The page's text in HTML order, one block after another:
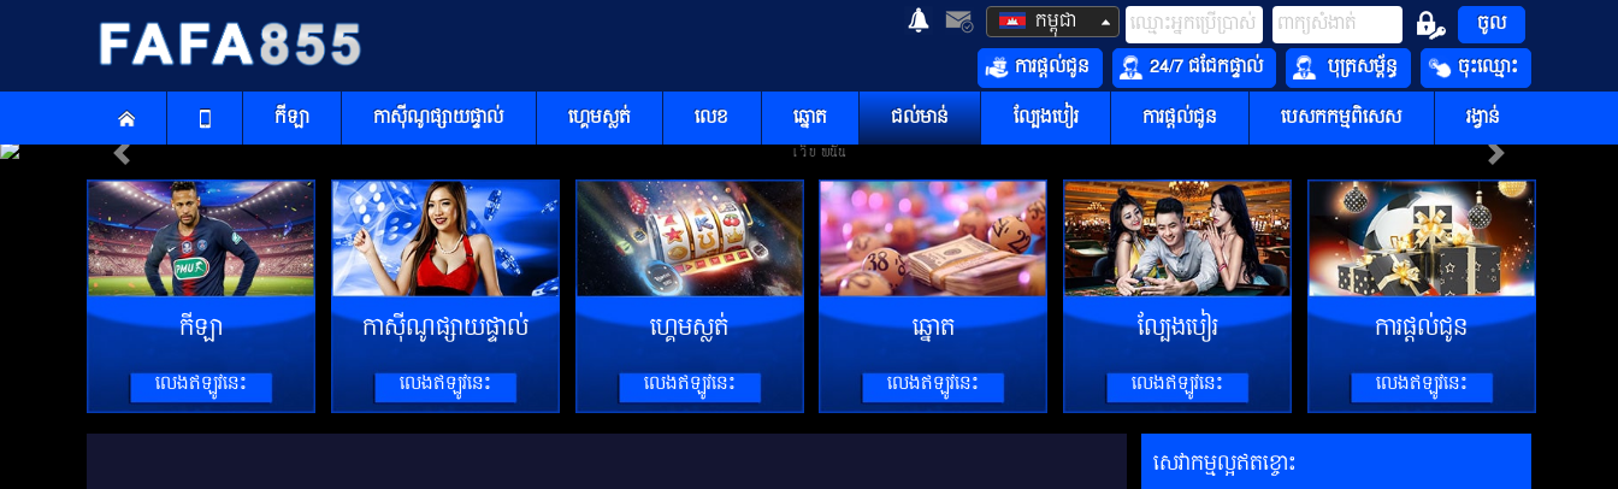
កម្ពុជា
ចូល
ការផ្តល់ជូន
24/7 ជជែកផ្ទាល់ បុត្រសម្ព័ន្ធ
ចុះឈ្មោះ
កីឡា
កាស៊ីណូផ្សាយផ្ទាល់ ហ្គេមស្លត់ លេខ ឆ្នោត ជល់មាន់ ល្បែងបៀរ ការផ្តល់ជូន បេសកកម្មពិសេស
រង្វាន់
Previous
Next
កីឡា
លេងឥឡូវនេះ
កាស៊ីណូផ្សាយផ្ទាល់
លេងឥឡូវនេះ
ហ្គេមស្លត់
លេងឥឡូវនេះ
ឆ្នោត
លេងឥឡូវនេះ
ល្បែងបៀរ
លេងឥឡូវនេះ
ការផ្តល់ជូន
លេងឥឡូវនេះ
សេវាកម្មល្អឥតខ្ចោះ